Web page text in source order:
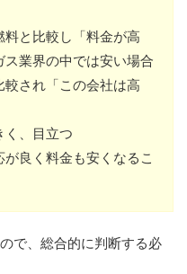
料と比較し「料金が高
業界の中では安い場合
され「この会社は高
く、目立つ
良く料金も安くなるこ
で、総合的に判断する必